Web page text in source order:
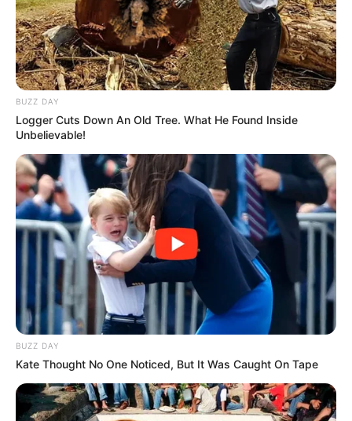
BUZZ DAY
Logger Cuts Down An Old Tree. What He Found Inside
Unbelievable!
BUZZ DAY
Kate Thought No One Noticed, But It Was Caught On Tape